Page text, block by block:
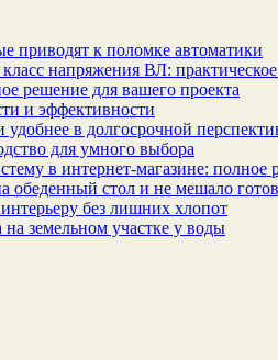
приводят к поломке автоматики
напряжения ВЛ:
решение для вашего проекта
и эффективности
удобнее в долгосрочной
для умного выбора
в интернет‑магазине: полное
обеденный стол и не мешало
без лишних хлопот
земельном участке у воды